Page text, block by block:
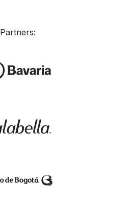
Partners: